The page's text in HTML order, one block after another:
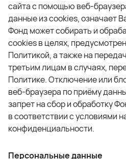
сайта с помощью веб-
данные из cookies, означает
Фонд может собирать и
cookies в целях,
Политикой, а также на
третьим лицам в случаях,
Политике. Отключение или
веб-браузера по приёму
запрет на сбор и обработку
в соответствии с условиями
конфиденциальности.
Персональные данные